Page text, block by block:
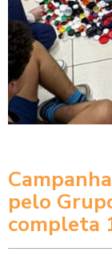
pelo
completa